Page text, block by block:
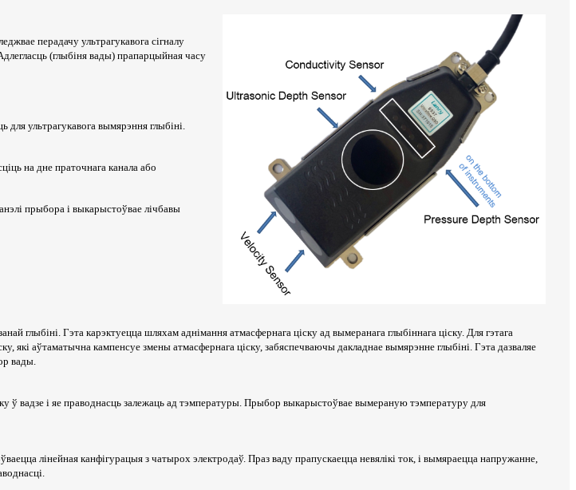
перадачу ультрагукавога сігналу
(глыбіня вады) прапарцыйная часу
ультрагукавога вымярэння глыбіні.
на дне праточнага канала або
прыбора і выкарыстоўвае лічбавы
глыбіні. Гэта карэктуецца шляхам аднімання атмасфернага ціску ад вымеранага глыбіннага ціску. Для гэтага
які аўтаматычна кампенсуе змены атмасфернага ціску, забяспечваючы дакладнае вымярэнне глыбіні. Гэта дазваляе
вады.
вадзе і яе праводнасць залежаць ад тэмпературы. Прыбор выкарыстоўвае вымераную тэмпературу для
лінейная канфігурацыя з чатырох электродаў. Праз ваду прапускаецца невялікі ток, і вымяраецца напружанне,